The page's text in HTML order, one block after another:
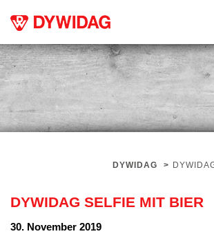
DYWIDAG >
DYWIDAG SELFIE MIT BIER
30. November 2019